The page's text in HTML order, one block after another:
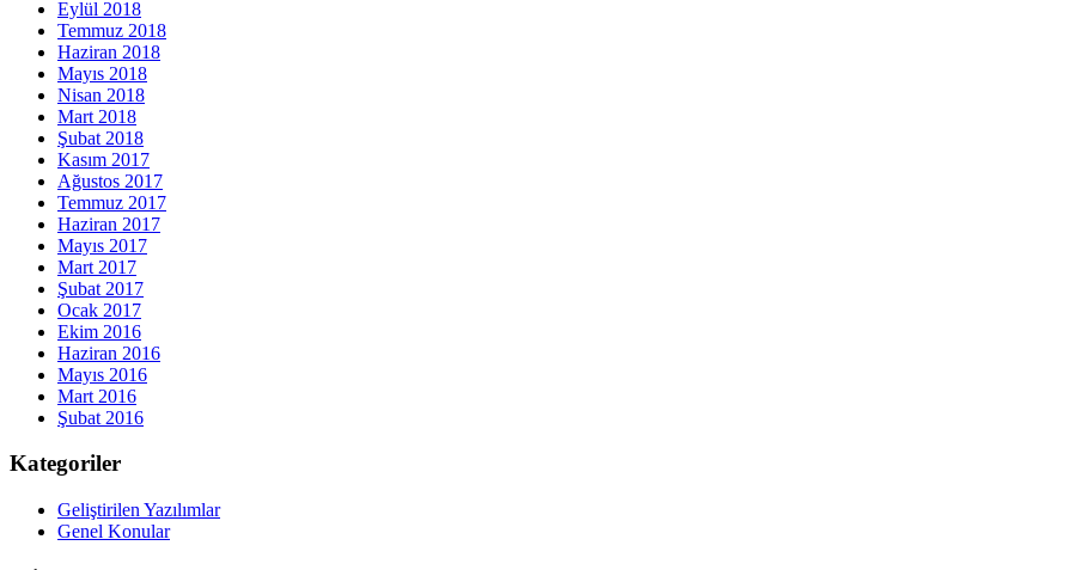
Eylül 2018
Temmuz 2018
Haziran 2018
Mayıs 2018
Nisan 2018
Mart 2018
Şubat 2018
Kasım 2017
Ağustos 2017
Temmuz 2017
Haziran 2017
Mayıs 2017
Mart 2017
Şubat 2017
Ocak 2017
Ekim 2016
Haziran 2016
Mayıs 2016
Mart 2016
Şubat 2016
Kategoriler
Geliştirilen Yazılımlar
Genel Konular